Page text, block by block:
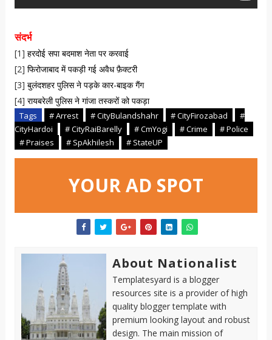
संदर्भ
[1] हरदोई सपा बदमाश नेता पर करवाई
[2] फिरोजाबाद में पकड़ी गई अवैध फ़ैक्टरी
[3] बुलंदशहर पुलिस ने पड़के कार-बाइक गैंग
[4] रायबरेली पुलिस ने गांजा तस्करों को पकड़ा
Tags # Arrest # CityBulandshahr # CityFirozabad
#
CityHardoi
# CityRaiBarelly # CmYogi # Crime
# Police
# Praises
# SpAkhilesh # StateUP
YOUR AD SPOT
About Nationalist
Templatesyard is a blogger
resources site is a provider of high
quality blogger template with
premium looking layout and robust
design. The main mission of